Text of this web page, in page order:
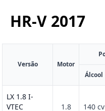
HR-V 2017
Versão Motor
Álcool
LX 1.8 I-
VTEC
1.8 140 cv